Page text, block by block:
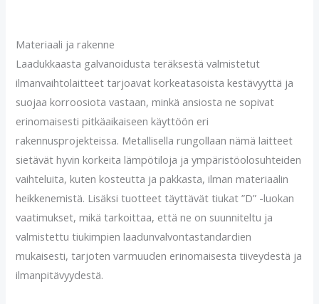
Materiaali ja rakenne
Laadukkaasta galvanoidusta teräksestä valmistetut
ilmanvaihtolaitteet tarjoavat korkeatasoista kestävyyttä ja
suojaa korroosiota vastaan, minkä ansiosta ne sopivat
erinomaisesti pitkäaikaiseen käyttöön eri
rakennusprojekteissa. Metallisella rungollaan nämä laitteet
sietävät hyvin korkeita lämpötiloja ja ympäristöolosuhteiden
vaihteluita, kuten kosteutta ja pakkasta, ilman materiaalin
heikkenemistä. Lisäksi tuotteet täyttävät tiukat ”D” -luokan
vaatimukset, mikä tarkoittaa, että ne on suunniteltu ja
valmistettu tiukimpien laadunvalvontastandardien
mukaisesti, tarjoten varmuuden erinomaisesta tiiveydestä ja
ilmanpitävyydestä.